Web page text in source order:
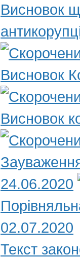
Висновок
Висновок
Висновок
24.06.2020
02.07.2020
Текст